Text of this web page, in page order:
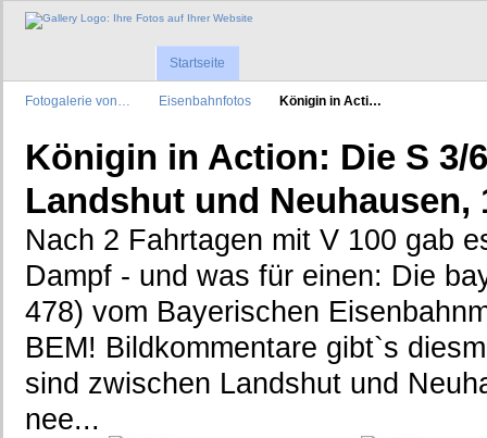
Startseite
Fotogalerie von… Eisenbahnfotos Königin in Acti…
Königin in Action: Die S 3/
Landshut und Neuhausen,
Nach 2 Fahrtagen mit V 100 gab
Dampf - und was für einen: Die
478) vom Bayerischen
BEM! Bildkommentare gibt`s
sind zwischen Landshut und
nee...